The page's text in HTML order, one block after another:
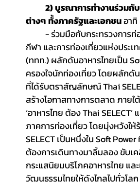
2) บูรณาการทำงานร่วมกั
ต่างๆ ทั้งภาครัฐและเอกชน อาทิ
	- ร่วมมือกับกระทรวงการท่องเที่ยวและ
กีฬา และการท่องเที่ยวแห่งประเ
(ททท.) ผลักดันอาหารไทยเป็น
ครองใจนักท่องเที่ยว โดยผลักดั
ที่ได้รับตราสัญลักษณ์ Thai
สร้างโอกาสทางการตลาด ภายใ
‘อาหารไทย ต้อง Thai SELECT’
ภาคการท่องเที่ยว โดยมุ่งหวังให้
SELECT เป็นหนึ่งใน Soft
ต้องการเดินทางมาลิ้มลอง ขับเ
กระแสนิยมบริโภคอาหารไทย แล
วัฒนธรรมไทยให้ดังไกลไปทั่วโลก